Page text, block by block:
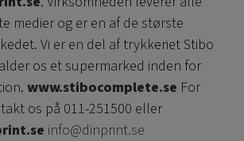
medier og er en af ​​de største
Vi er en del af trykkeriet Stibo
os et supermarked inden for
www.stibocomplete.se For
os på 011-251500 eller
info@dinprint.se